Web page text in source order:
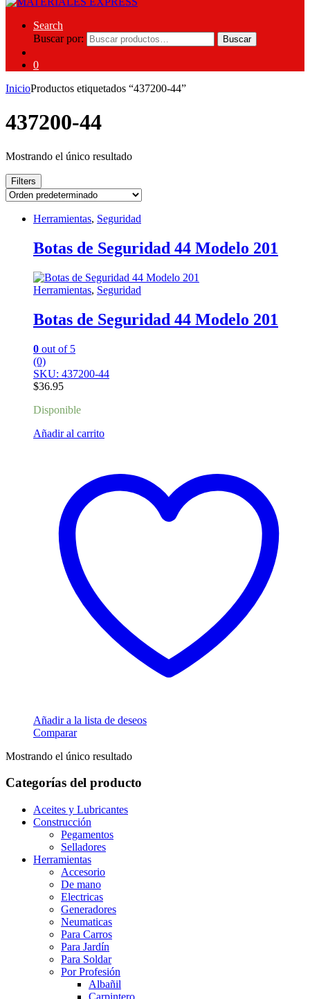
Search
Buscar por:
Buscar
0
InicioProductos etiquetados “437200-44”
437200-44
Mostrando el único resultado
Filters
Herramientas, Seguridad
Botas de Seguridad 44 Modelo 201
Herramientas, Seguridad
Botas de Seguridad 44 Modelo 201
0 out of 5
(0)
SKU: 437200-44
$36.95
Disponible
Añadir al carrito
Añadir a la lista de deseos
Comparar
Mostrando el único resultado
Categorías del producto
Aceites y Lubricantes
Construcción
Pegamentos
Selladores
Herramientas
Accesorio
De mano
Electricas
Generadores
Neumaticas
Para Carros
Para Jardín
Para Soldar
Por Profesión
Albañil
Carpintero